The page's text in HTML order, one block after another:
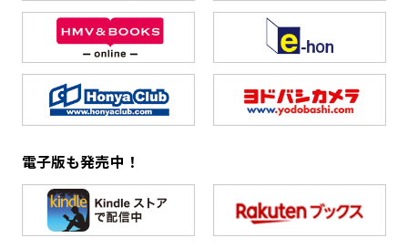
電子版も発売中！